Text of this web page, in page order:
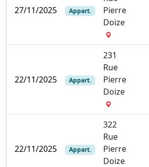
27/11/2025 Appart.
Pierre
Doize
22/11/2025 Appart.
231
Rue
Pierre
Doize
22/11/2025 Appart.
322
Rue
Pierre
Doize